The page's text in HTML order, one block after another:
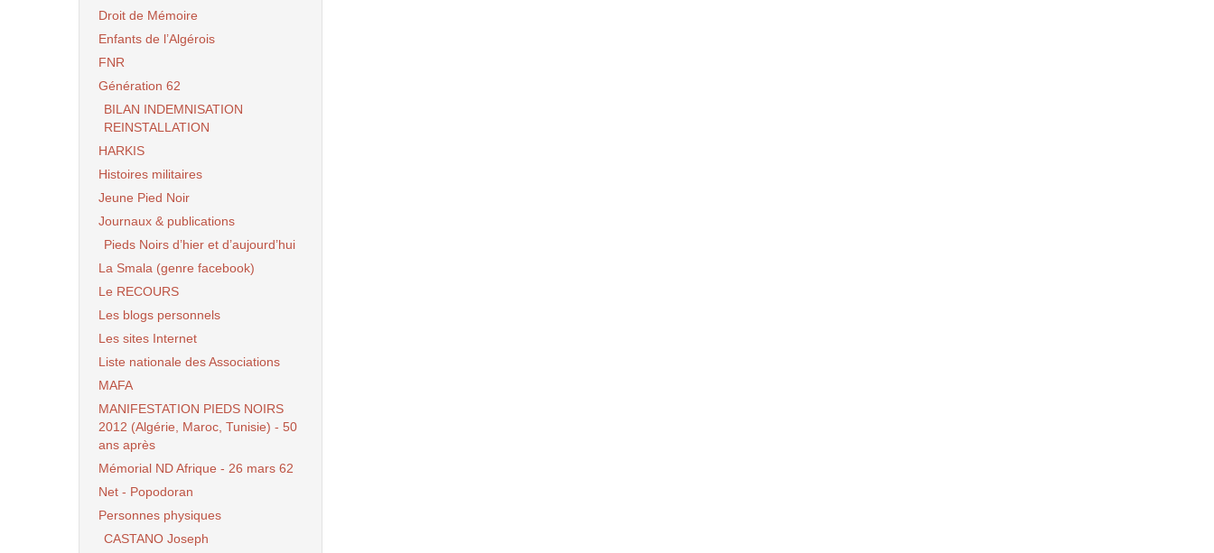
Droit de Mémoire
Enfants de l’Algérois
FNR
Génération 62
BILAN INDEMNISATION
REINSTALLATION
HARKIS
Histoires militaires
Jeune Pied Noir
Journaux & publications
Pieds Noirs d’hier et d’aujourd’hui
La Smala (genre facebook)
Le RECOURS
Les blogs personnels
Les sites Internet
Liste nationale des Associations
MAFA
MANIFESTATION PIEDS NOIRS
2012 (Algérie, Maroc, Tunisie) - 50
ans après
Mémorial ND Afrique - 26 mars 62
Net - Popodoran
Personnes physiques
CASTANO Joseph